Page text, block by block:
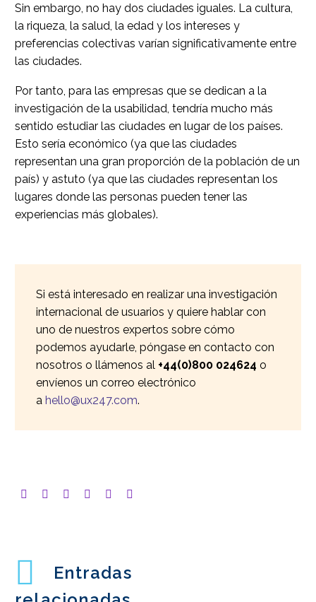
Sin embargo, no hay dos ciudades iguales. La cultura,
la riqueza, la salud, la edad y los intereses y
preferencias colectivas varían significativamente entre
las ciudades.
Por tanto, para las empresas que se dedican a la
investigación de la usabilidad, tendría mucho más
sentido estudiar las ciudades en lugar de los países.
Esto sería económico (ya que las ciudades
representan una gran proporción de la población de un
país) y astuto (ya que las ciudades representan los
lugares donde las personas pueden tener las
experiencias más globales).
Si está interesado en realizar una investigación
internacional de usuarios y quiere hablar con
uno de nuestros expertos sobre cómo
podemos ayudarle, póngase en contacto con
nosotros o llámenos al +44(0)800 024624 o
envíenos un correo electrónico
a hello@ux247.com.
Entradas